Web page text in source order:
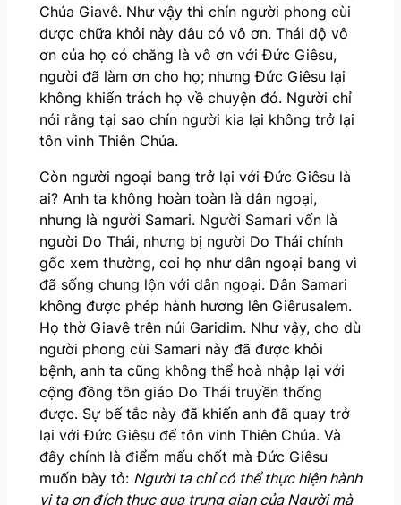
Chúa Giavê. Như vậy thì chín người phong cùi
được chữa khỏi này đâu có vô ơn. Thái độ vô
ơn của họ có chăng là vô ơn với Đức Giêsu,
người đã làm ơn cho họ; nhưng Đức Giêsu lại
không khiển trách họ về chuyện đó. Người chỉ
nói rằng tại sao chín người kia lại không trở lại
tôn vinh Thiên Chúa.
Còn người ngoại bang trở lại với Đức Giêsu là
ai? Anh ta không hoàn toàn là dân ngoại,
nhưng là người Samari. Người Samari vốn là
người Do Thái, nhưng bị người Do Thái chính
gốc xem thường, coi họ như dân ngoại bang vì
đã sống chung lộn với dân ngoại. Dân Samari
không được phép hành hương lên Giêrusalem.
Họ thờ Giavê trên núi Garidim. Như vậy, cho dù
người phong cùi Samari này đã được khỏi
bệnh, anh ta cũng không thể hoà nhập lại với
cộng đồng tôn giáo Do Thái truyền thống
được. Sự bế tắc này đã khiến anh đã quay trở
lại với Đức Giêsu để tôn vinh Thiên Chúa. Và
đây chính là điểm mấu chốt mà Đức Giêsu
muốn bày tỏ: Người ta chỉ có thể thực hiện hành
vi tạ ơn đích thực qua trung gian của Người mà